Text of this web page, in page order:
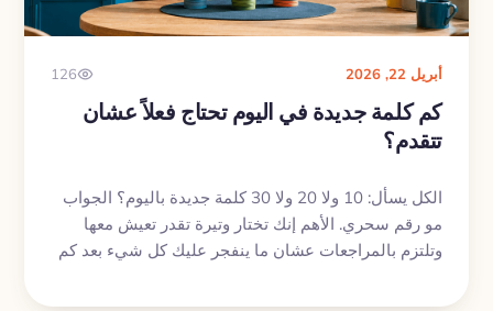
أبريل 22, 2026 126
كم كلمة جديدة في اليوم تحتاج فعلاً عشان
تتقدم؟
الكل يسأل: 10 ولا 20 ولا 30 كلمة جديدة باليوم؟ الجواب
مو رقم سحري. الأهم إنك تختار وتيرة تقدر تعيش معها
وتلتزم بالمراجعات عشان ما ينفجر عليك كل شيء بعد كم